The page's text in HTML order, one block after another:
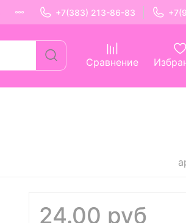
+7(383) 213-86-83
Сравнение
24.00 руб